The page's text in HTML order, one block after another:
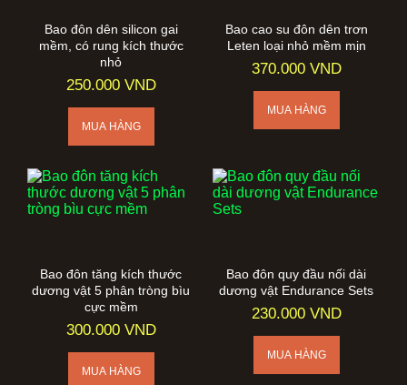
Bao đôn dên silicon gai
mềm, có rung kích thước
nhỏ
250.000 VND
Bao cao su đôn dên trơn
Leten loại nhỏ mềm mịn
370.000 VND
Bao đôn tăng kích thước
dương vật 5 phân tròng bìu
cực mềm
300.000 VND
Bao đôn quy đầu nối dài
dương vật Endurance Sets
230.000 VND